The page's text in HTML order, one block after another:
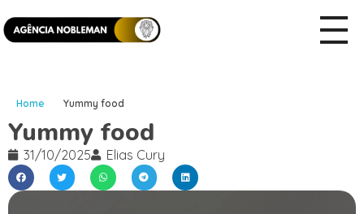
Home Yummy food
Yummy food
31/10/2025 Elias Cury